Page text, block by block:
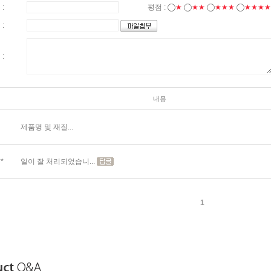
: 평점 : ★ ★★ ★★★ ★★★★
:
:
내용
제품명 및 재질...
일이 잘 처리되었습니...
1